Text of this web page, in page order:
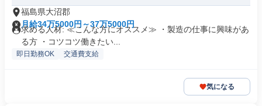
福島県大沼郡
月給34万5000円～37万5000円
求める人材: ≪こんな方にオススメ≫ ・製造の仕事に興味があ
る方 ・コツコツ働きたい...
即日勤務OK 交通費支給
気になる